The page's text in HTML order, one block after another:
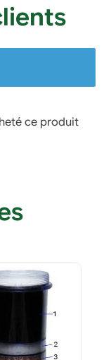
ce produit